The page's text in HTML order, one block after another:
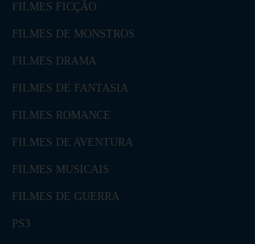
FILMES FICÇÃO
FILMES DE MONSTROS
FILMES DRAMA
FILMES DE FANTASIA
FILMES ROMANCE
FILMES DE AVENTURA
FILMES MUSICAIS
FILMES DE GUERRA
PS3